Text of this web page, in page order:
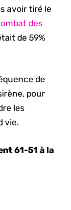
avoir tiré le
des
de 59%
de
pour
les
vie.
61-51 à la